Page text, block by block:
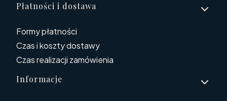
Płatności i dostawa
Formy płatności
Czas i koszty dostawy
Czas realizacji zamówienia
Informacje